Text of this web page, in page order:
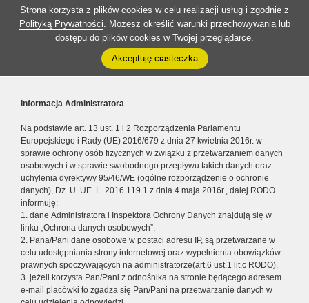
Strona korzysta z plików cookies w celu realizacji usług i zgodnie z
Polityką Prywatności. Możesz określić warunki przechowywania lub
dostępu do plików cookies w Twojej przeglądarce.
Akceptuję ciasteczka
Informacja Administratora
Na podstawie art. 13 ust. 1 i 2 Rozporządzenia Parlamentu
Europejskiego i Rady (UE) 2016/679 z dnia 27 kwietnia 2016r. w
sprawie ochrony osób fizycznych w związku z przetwarzaniem danych
osobowych i w sprawie swobodnego przepływu takich danych oraz
uchylenia dyrektywy 95/46/WE (ogólne rozporządzenie o ochronie
danych), Dz. U. UE. L. 2016.119.1 z dnia 4 maja 2016r., dalej RODO
informuję:
1. dane Administratora i Inspektora Ochrony Danych znajdują się w
linku „Ochrona danych osobowych”,
2. Pana/Pani dane osobowe w postaci adresu IP, są przetwarzane w
celu udostępniania strony internetowej oraz wypełnienia obowiązków
prawnych spoczywających na administratorze(art.6 ust.1 lit.c RODO),
3. jeżeli korzysta Pan/Pani z odnośnika na stronie będącego adresem
e-mail placówki to zgadza się Pan/Pani na przetwarzanie danych w